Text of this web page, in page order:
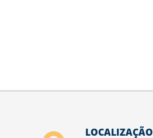
LOCALIZAÇÃO